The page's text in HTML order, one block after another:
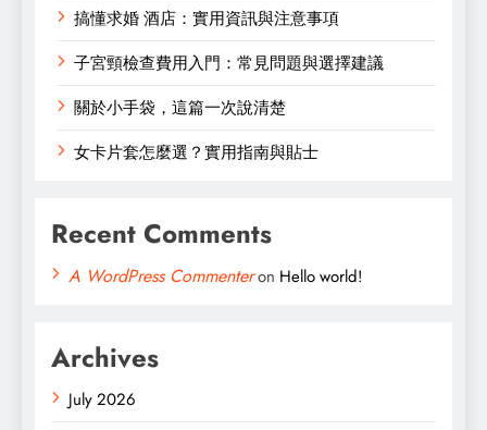
搞懂求婚 酒店：實用資訊與注意事項
子宮頸檢查費用入門：常見問題與選擇建議
關於小手袋，這篇一次說清楚
女卡片套怎麼選？實用指南與貼士
Recent Comments
A WordPress Commenteron Hello world!
Archives
July 2026